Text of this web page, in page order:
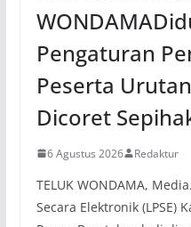
Pengaturan
Peserta
Dicoret
6 Agustus 2026 Redaktur
TELUK WONDAMA,
Secara Elektronik (LPSE)